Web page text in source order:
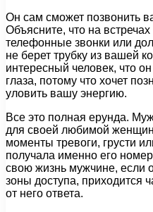
Он сам сможет позвонить
Объясните, что на
телефонные звонки или
не берет трубку из вашей
интересный человек, что
глаза, потому что хочет
уловить вашу энергию.
Все это полная ерунда.
для своей любимой
моменты тревоги, грусти
получала именно его
свою жизнь мужчине, если
зоны доступа, приходится
от него ответа.